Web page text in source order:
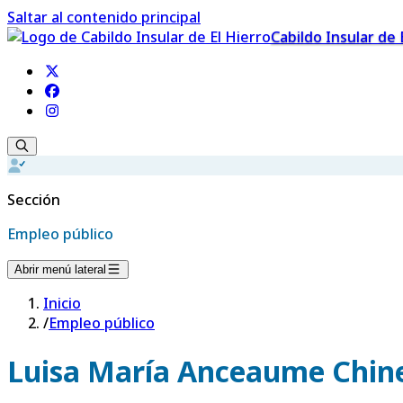
Saltar al contenido principal
Cabildo Insular de
Sección
Empleo público
Abrir menú lateral
Inicio
/Empleo público
Luisa María Anceaume